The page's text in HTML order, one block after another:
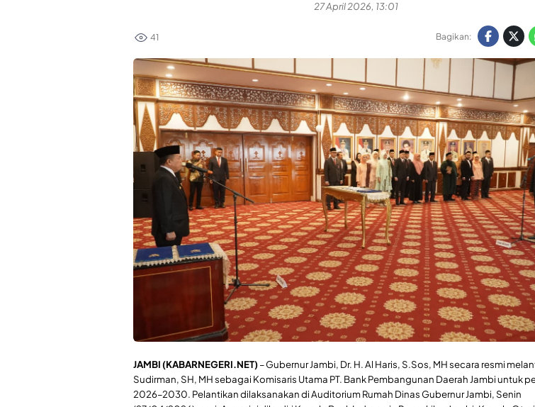
27 April 2026, 13:01
41 Bagikan:
JAMBI (KABARNEGERI.NET)– Gubernur Jambi, Dr. H. Al Haris, S.Sos, MH secara resmi
Sudirman, SH, MH sebagai Komisaris Utama PT. Bank Pembangunan Daerah Jambi untuk
2026–2030. Pelantikan dilaksanakan di Auditorium Rumah Dinas Gubernur Jambi, Senin